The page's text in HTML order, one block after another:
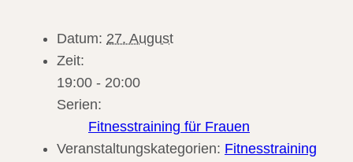
Datum: 27. August
Zeit:
19:00 - 20:00
Serien:
Fitnesstraining für Frauen
Veranstaltungskategorien: Fitnesstraining